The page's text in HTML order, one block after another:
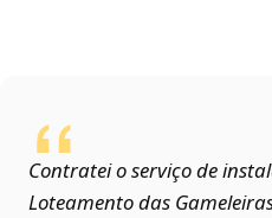
Contratei o serviço de
Loteamento das